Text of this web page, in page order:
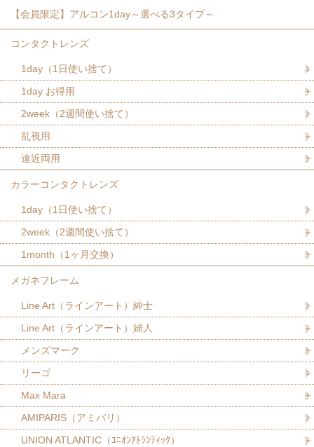
【会員限定】アルコン1day～選べる3タイプ～
コンタクトレンズ
1day（1日使い捨て）
1day お得用
2week（2週間使い捨て）
乱視用
遠近両用
カラーコンタクトレンズ
1day（1日使い捨て）
2week（2週間使い捨て）
1month（1ヶ月交換）
メガネフレーム
Line Art（ラインアート）紳士
Line Art（ラインアート）婦人
メンズマーク
リーゴ
Max Mara
AMIPARIS（アミパリ）
UNION ATLANTIC（ﾕﾆｵﾝｱﾄﾗﾝﾃｨｯｸ）